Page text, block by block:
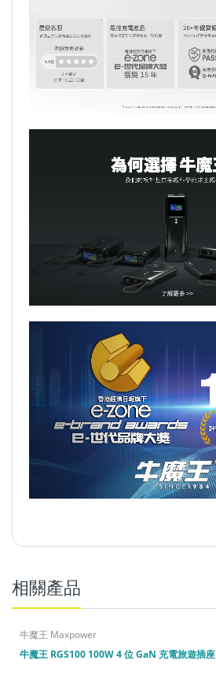
相關產品
牛魔王 Maxpower
牛魔王 RGS100 100W 4 位 GaN 充電旅遊插座